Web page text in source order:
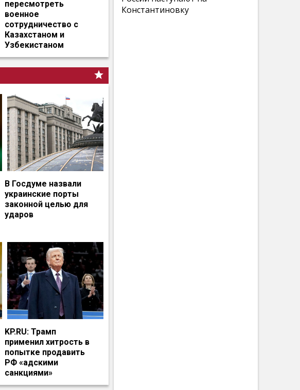
пересмотреть
военное
сотрудничество с
Казахстаном и
Узбекистаном
В Госдуме назвали
украинские порты
законной целью для
ударов
KP.RU: Трамп
применил хитрость в
попытке продавить
РФ «адскими
санкциями»
Константиновку